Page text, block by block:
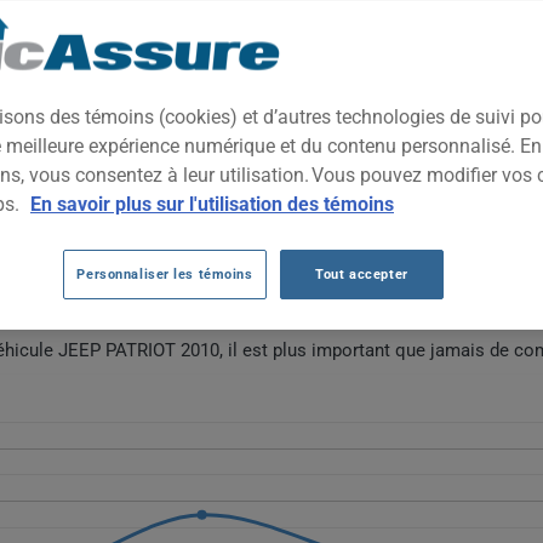
abordable, apprécié pour sa polyvalence et son allure robuste
séduit les conducteurs à la recherche d'un véhicule pratique et
PATRIOT 2010 AU FIL DES 5
Patriot 2010 fluctue sans tendance linéaire claire, passant de
2022 et 575 $ en 2023. L'âge avancé du véhicule et la baisse
JEEP PATRIOT 2010, il est plus important que jamais de
des témoins (cookies) et d’autres technologies de suivi
expérience numérique et du contenu personnalisé.
vous consentez à leur utilisation. Vous pouvez modifier vos
En savoir plus sur l'utilisation des témoins
Personnaliser les témoins Tout accepter